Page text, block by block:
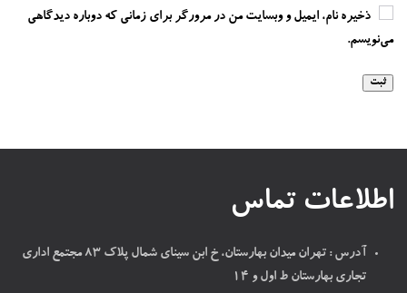
ذخیره نام، ایمیل و وبسایت من در مرورگر برای زمانی که دوباره دیدگاهی
می‌نویسم.
اطلاعات تماس
آدرس : تهران میدان بهارستان، خ ابن سینای شمال پلاک ۸۳ مجتمع اداری
تجاری بهارستان ط اول و ۱۴